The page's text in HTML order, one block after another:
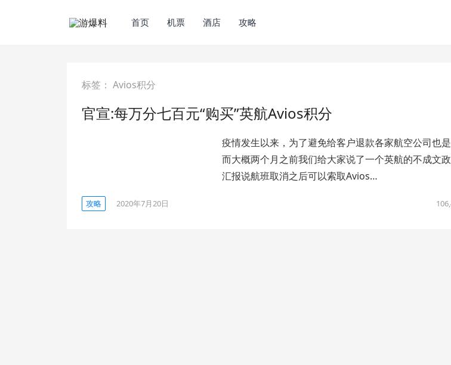
首页 机票 酒店 攻略
标签： Avios积分
官宣:每万分七百元“购买”英航Avios积分
疫情发生以来，为了避免给客户退款各家航空公司也是
而大概两个月之前我们给大家说了一个英航的不成文
汇报说航班取消之后可以索取Avios…
攻略 2020年7月20日